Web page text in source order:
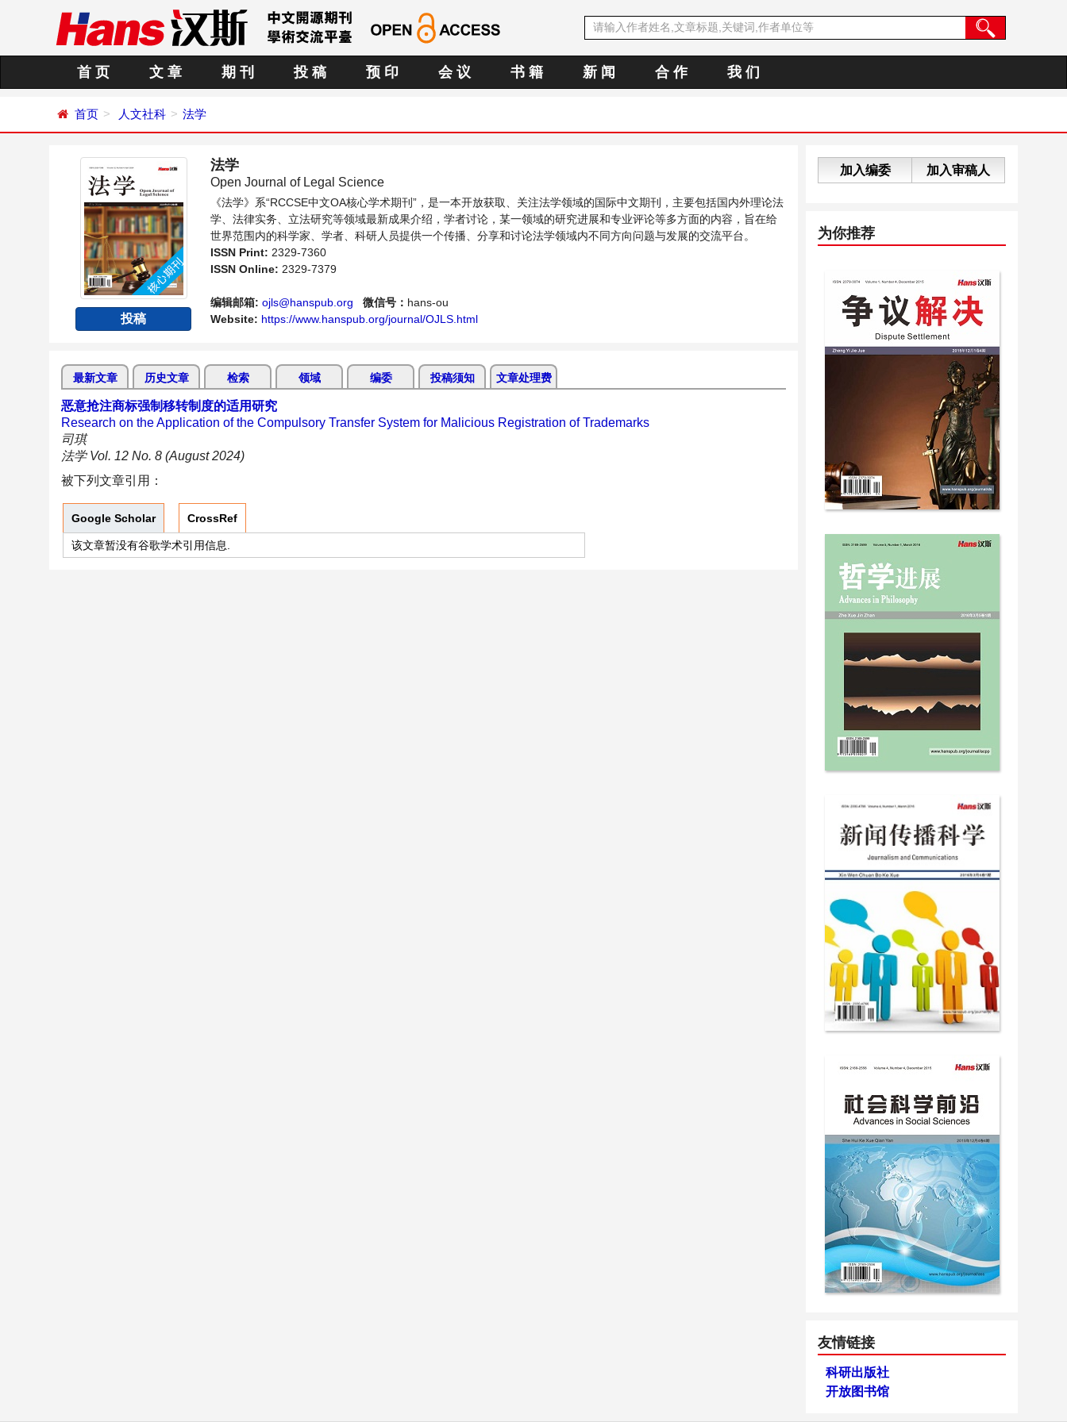
首 页 文 章 期 刊 投 稿 预 印 会 议 书 籍 新 闻 合 作 我 们
首页 人文社科 法学
投稿
法学
Open Journal of Legal Science
《法学》系“RCCSE中文OA核心学术期刊”，是一本开放获取、关注法学领域的国际中文期刊，主要包括国内外理论法
学、法律实务、立法研究等领域最新成果介绍，学者讨论，某一领域的研究进展和专业评论等多方面的内容，旨在给
世界范围内的科学家、学者、科研人员提供一个传播、分享和讨论法学领域内不同方向问题与发展的交流平台。
ISSN Print: 2329-7360
ISSN Online: 2329-7379
编辑邮箱: ojls@hanspub.org 微信号： hans-ou
Website: https://www.hanspub.org/journal/OJLS.html
最新文章 历史文章 检索 领域 编委 投稿须知 文章处理费
恶意抢注商标强制移转制度的适用研究
Research on the Application of the Compulsory Transfer System for Malicious Registration of Trademarks
司琪
法学 Vol. 12 No. 8 (August 2024)
被下列文章引用：
Google Scholar CrossRef
该文章暂没有谷歌学术引用信息.
加入编委 加入审稿人
为你推荐
友情链接
科研出版社
开放图书馆